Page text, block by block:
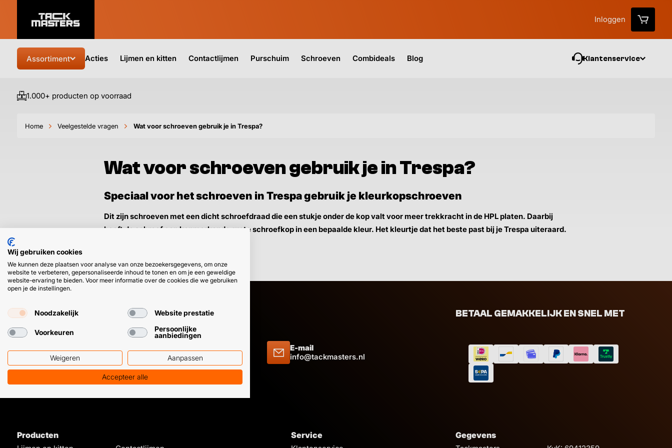
Inloggen
Assortiment Acties Lijmen en kitten Contactlijmen Purschuim Schroeven Combideals Blog Klantenservice
1.000+ producten op voorraad
Home Veelgestelde vragen Wat voor schroeven gebruik je in Trespa?
Wat voor schroeven gebruik je in Trespa?
Speciaal voor het schroeven in Trespa gebruik je kleurkopschroeven
Dit zijn schroeven met een dicht schroefdraad die een stukje onder de kop valt voor meer trekkracht in de HPL platen. Daarbij
heeft de schroef een kenmerkende grote schroefkop in een bepaalde kleur. Het kleurtje dat het beste past bij je Trespa uiteraard.
HULP OF ADVIES NODIG?
+31 (0) 85 303 7224
+31 (0) 6 11 12 09 51
E-mail
info@tackmasters.nl
BETAAL GEMAKKELIJK EN SNEL MET
Producten Service Gegevens
Wij gebruiken cookies
We kunnen deze plaatsen voor analyse van onze bezoekersgegevens, om onze
website te verbeteren, gepersonaliseerde inhoud te tonen en om je een geweldige
website-ervaring te bieden. Voor meer informatie over de cookies die we gebruiken
open je de instellingen.
Noodzakelijk Website prestatie
Voorkeuren
Persoonlijke
aanbiedingen
Weigeren Aanpassen
Accepteer alle